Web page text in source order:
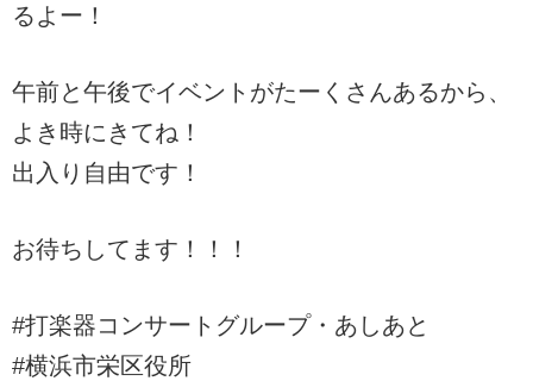
るよー！
午前と午後でイベントがたーくさんあるから、
よき時にきてね！
出入り自由です！
お待ちしてます！！！
#打楽器コンサートグループ・あしあと
#横浜市栄区役所